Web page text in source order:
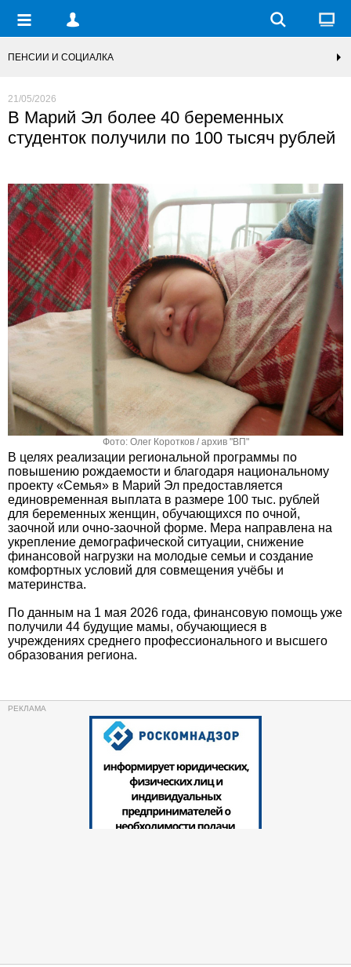
ПЕНСИИ И СОЦИАЛКА
21/05/2026
В Марий Эл более 40 беременных
студенток получили по 100 тысяч рублей
Фото: Олег Коротков / архив "ВП"
В целях реализации региональной программы по
повышению рождаемости и благодаря национальному
проекту «Семья» в Марий Эл предоставляется
единовременная выплата в размере 100 тыс. рублей
для беременных женщин, обучающихся по очной,
заочной или очно-заочной форме. Мера направлена на
укрепление демографической ситуации, снижение
финансовой нагрузки на молодые семьи и создание
комфортных условий для совмещения учёбы и
материнства.
По данным на 1 мая 2026 года, финансовую помощь уже
получили 44 будущие мамы, обучающиеся в
учреждениях среднего профессионального и высшего
образования региона.